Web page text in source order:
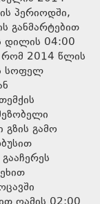
პერიოდში,
განმარტებით
დილის 04:00
რომ 2014 წლის
სოფელ
გამო